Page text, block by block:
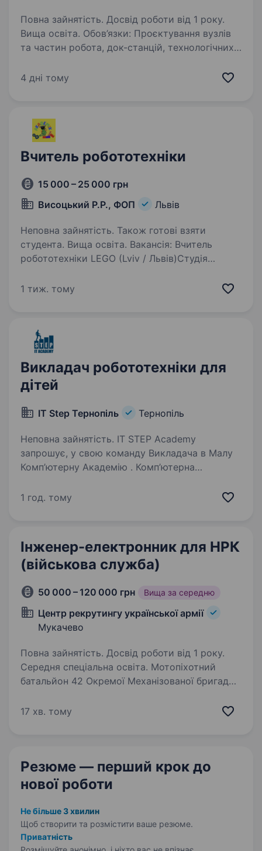
Повна зайнятість. Досвід роботи від 1 року.
Вища освіта. Обов’язки: Проєктування вузлів
та частин робота, док-станцій, технологічних
випробувань, контроль виробничих і
4 дні тому
Вчитель робототехніки
15 000 – 25 000 грн
Висоцький Р.Р., ФОП
Львів
Неповна зайнятість. Також готові взяти
студента. Вища освіта. Вакансія: Вчитель
робототехніки LEGO (Lviv / Львів)Студія
розширюється і запрошує у команду вчителя
1 тиж. тому
Викладач робототехніки для
дітей
IT Step Тернопіль Тернопіль
Неповна зайнятість. IT STEP Academy
запрошує, у свою команду Викладача в Малу
Комп’ютерну Академію . Комп’ютерна
заклад, який спеціалізується на комп’ютерній
1 год. тому
Інженер-електронник для НРК
(військова служба)
50 000 – 120 000 грн Вища за середню
Центр рекрутингу української армії
Мукачево
Повна зайнятість. Досвід роботи від 1 року.
Середня спеціальна освіта. Мотопіхотний
батальйон 42 Окремої Механізованої бригади
вакансію«Інженер-електронник для НРК
17 хв. тому
Резюме — перший крок до
нової роботи
Не більше 3 хвилин
Щоб створити та розмістити ваше резюме.
Приватність